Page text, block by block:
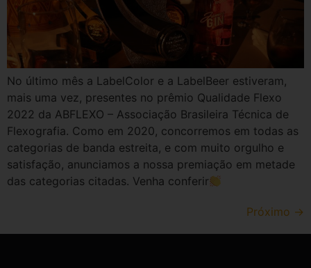
No último mês a LabelColor e a LabelBeer estiveram,
mais uma vez, presentes no prêmio Qualidade Flexo
2022 da ABFLEXO – Associação Brasileira Técnica de
Flexografia. Como em 2020, concorremos em todas as
categorias de banda estreita, e com muito orgulho e
satisfação, anunciamos a nossa premiação em metade
das categorias citadas. Venha conferir
Próximo →